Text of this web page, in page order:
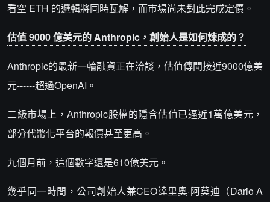
看空 ETH 的邏輯將同時瓦解，而市場尚未對此完成定價。
估值 9000 億美元的 Anthropic，創始人是如何煉成的？
Anthropic的最新一輪融資正在洽談，估值傳聞接近9000億美
元------超過OpenAI。
二級市場上，Anthropic股權的隱含估值已逼近1萬億美元，
部分代幣化平台的報價甚至更高。
九個月前，這個數字還是610億美元。
幾乎同一時間，公司創始人兼CEO達里奧·阿莫迪（Dario A